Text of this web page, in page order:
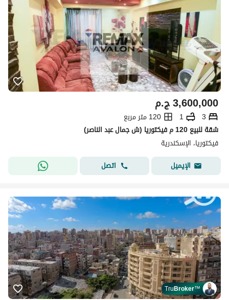
ج.م3,600,000
3
1
120 متر مربع
شقة للبيع 120 م فيكتوريا (ش جمال عبد الناصر)
فيكتوريا، الإسكندرية
الإيميل
اتصل
TruBroker™